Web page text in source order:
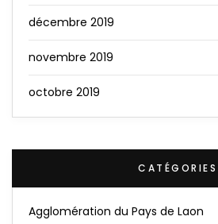
décembre 2019
novembre 2019
octobre 2019
CATÉGORIES
Agglomération du Pays de Laon